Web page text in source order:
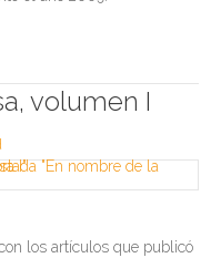
volumen I
los artículos que publicó